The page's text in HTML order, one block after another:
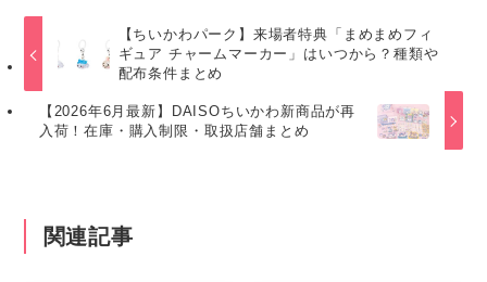
【ちいかわパーク】来場者特典「まめまめフィ
ギュア チャームマーカー」はいつから？種類や
配布条件まとめ
【2026年6月最新】DAISOちいかわ新商品が再
入荷！在庫・購入制限・取扱店舗まとめ
関連記事